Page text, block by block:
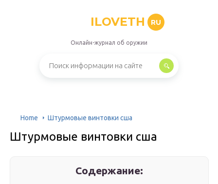
ILOVETH RU
Онлайн-журнал об оружии
Home Штурмовые винтовки сша
Штурмовые винтовки сша
Содержание: